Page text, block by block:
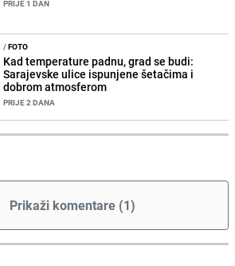
PRIJE 1 DAN
/FOTO
Kad temperature padnu, grad se budi:
Sarajevske ulice ispunjene šetačima i
dobrom atmosferom
PRIJE 2 DANA
Prikaži komentare (1)